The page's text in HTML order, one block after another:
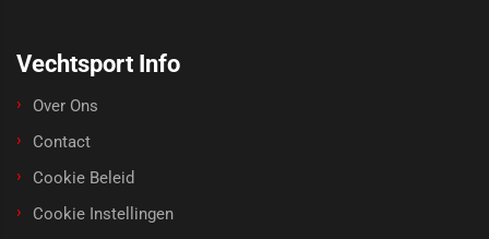
Vechtsport Info
Over Ons
Contact
Cookie Beleid
Cookie Instellingen